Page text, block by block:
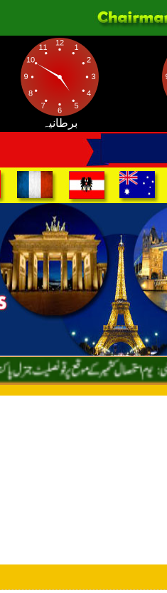
برطانیہ